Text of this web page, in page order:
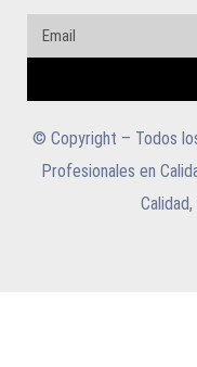
© Copyright – Todos
Profesionales en